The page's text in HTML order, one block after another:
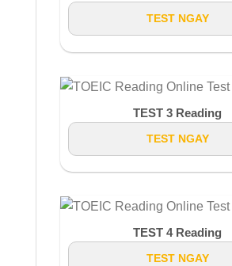
TEST NGAY
TEST 3 Reading
TEST NGAY
TEST 4 Reading
TEST NGAY